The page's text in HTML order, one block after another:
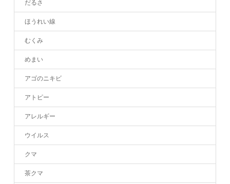
だるさ
ほうれい線
むくみ
めまい
アゴのニキビ
アトピー
アレルギー
ウイルス
クマ
茶クマ